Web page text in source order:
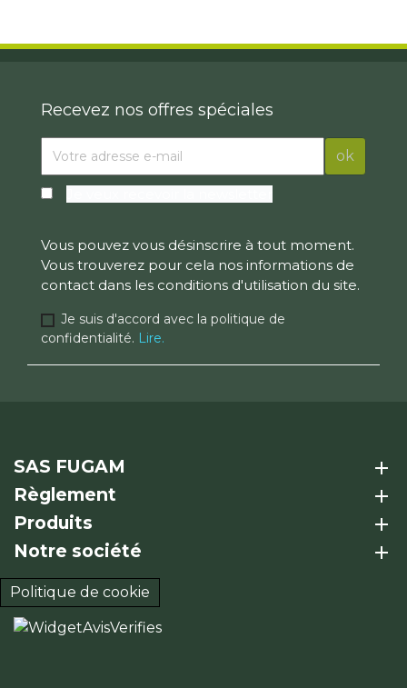
Recevez nos offres spéciales
Vous pouvez vous désinscrire à tout moment.
Vous trouverez pour cela nos informations de
contact dans les conditions d'utilisation du site.
Je suis d'accord avec la politique de
confidentialité. Lire.
SAS FUGAM
add
Règlement
add
Produits
add
Notre société
add
Politique de cookie